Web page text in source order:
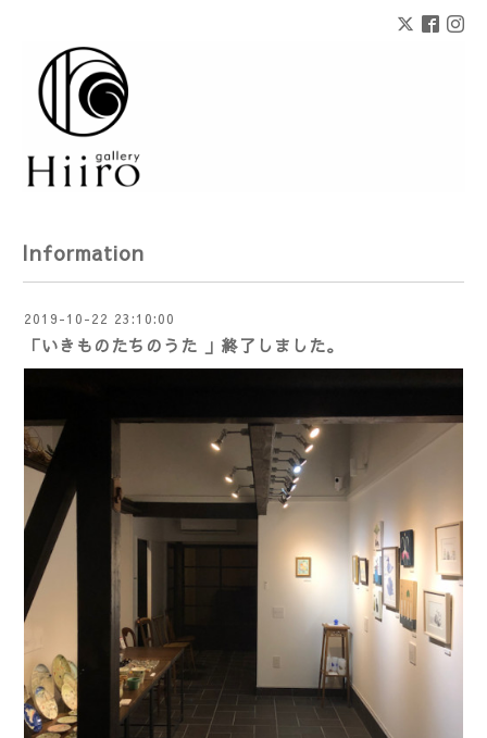
Information
2019-10-22 23:10:00
「いきものたちのうた 」終了しました。